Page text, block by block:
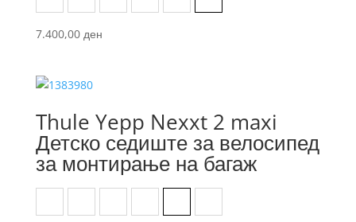
7.400,00 ден
Thule Yepp Nexxt 2 maxi
Детско седиште за велосипед
за монтирање на багаж